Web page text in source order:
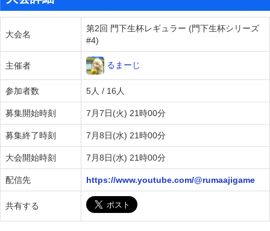
大会名
第2回 門下生杯レギュラー (門下生杯シリーズ
#4)
主催者 るまーじ
参加者数 5人 / 16人
募集開始時刻 7月7日(火) 21時00分
募集終了時刻 7月8日(水) 21時00分
大会開始時刻 7月8日(水) 21時00分
配信先 https://www.youtube.com/@rumaajigame
共有する